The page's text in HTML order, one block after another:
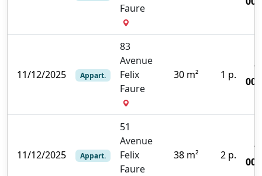
Faure
11/12/2025 Appart.
83
Avenue
Felix
Faure
30 m² 1 p.
11/12/2025 Appart.
51
Avenue
Felix
Faure
38 m² 2 p.